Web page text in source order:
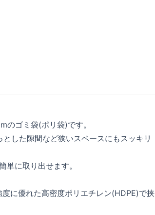
ゴミ袋(ポリ袋)です。
した隙間など狭いスペースにもスッキリ
に取り出せます。
に優れた高密度ポリエチレン(HDPE)で挟